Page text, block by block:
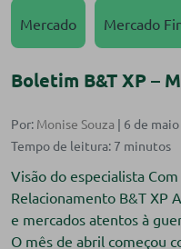
Mercado Mercado
Boletim B&T XP –
Por: Monise Souza | 6 de
Visão do especialista
Relacionamento B&T XP
e mercados atentos à
O mês de abril começou